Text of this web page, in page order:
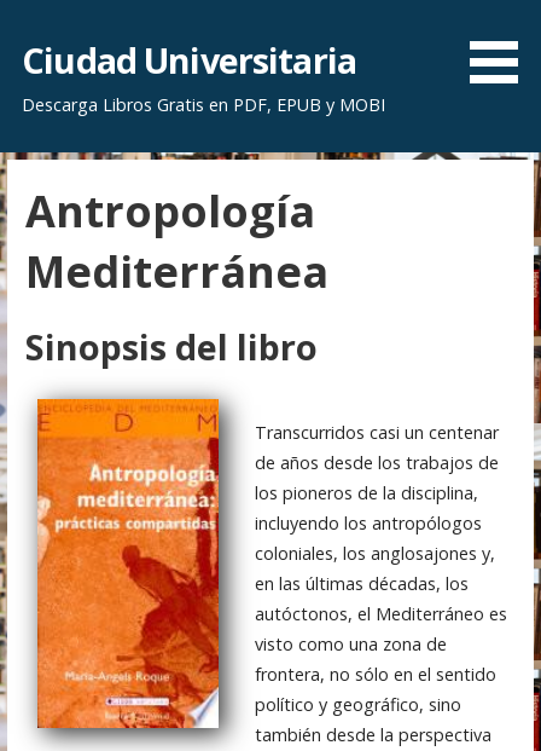
r
a
l
c
o
n
e
n
i
d
o
Ciudad Universitaria
Descarga Libros Gratis en PDF, EPUB y MOBI
Antropología
Mediterránea
Sinopsis del libro
Transcurridos casi un centenar
de años desde los trabajos de
los pioneros de la disciplina,
incluyendo los antropólogos
coloniales, los anglosajones y,
en las últimas décadas, los
autóctonos, el Mediterráneo es
visto como una zona de
frontera, no sólo en el sentido
político y geográfico, sino
también desde la perspectiva